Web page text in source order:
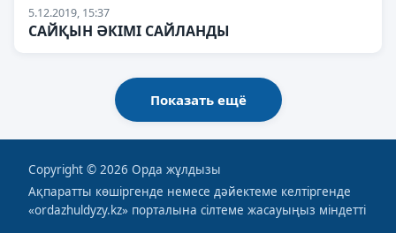
5.12.2019, 15:37
САЙҚЫН ӘКІМІ САЙЛАНДЫ
Показать ещё
Copyright © 2026 Орда жұлдызы
Ақпаратты көшіргенде немесе дәйектеме келтiргенде
«ordazhuldyzy.kz» порталына сiлтеме жасауыңыз міндетті